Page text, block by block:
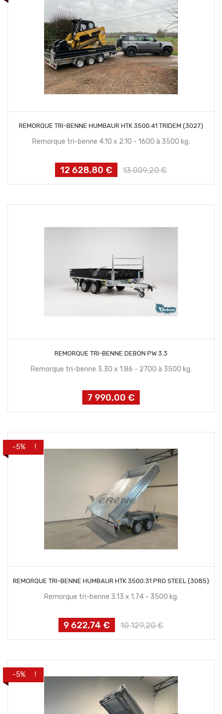
REMORQUE TRI-BENNE HUMBAUR HTK 3500.41 TRIDEM (3027)
Remorque tri-benne 4.10 x 2.10 - 1600 à 3500 kg.
Prix
12 628,80 €
Prix
13 009,20 €
REMORQUE TRI-BENNE DEBON PW 3.3
Remorque tri-benne 3.30 x 1.86 - 2700 à 3500 kg.
Prix
7 990,00 €
PROMO !
-5%
REMORQUE TRI-BENNE HUMBAUR HTK 3500.31 PRO STEEL (3085)
Remorque tri-benne 3.13 x 1.74 - 3500 kg.
Prix
9 622,74 €
Prix
10 129,20 €
PROMO !
-5%